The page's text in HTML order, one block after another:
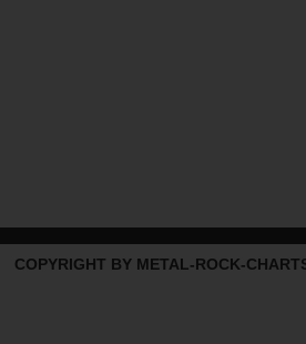
COPYRIGHT BY METAL-ROCK-